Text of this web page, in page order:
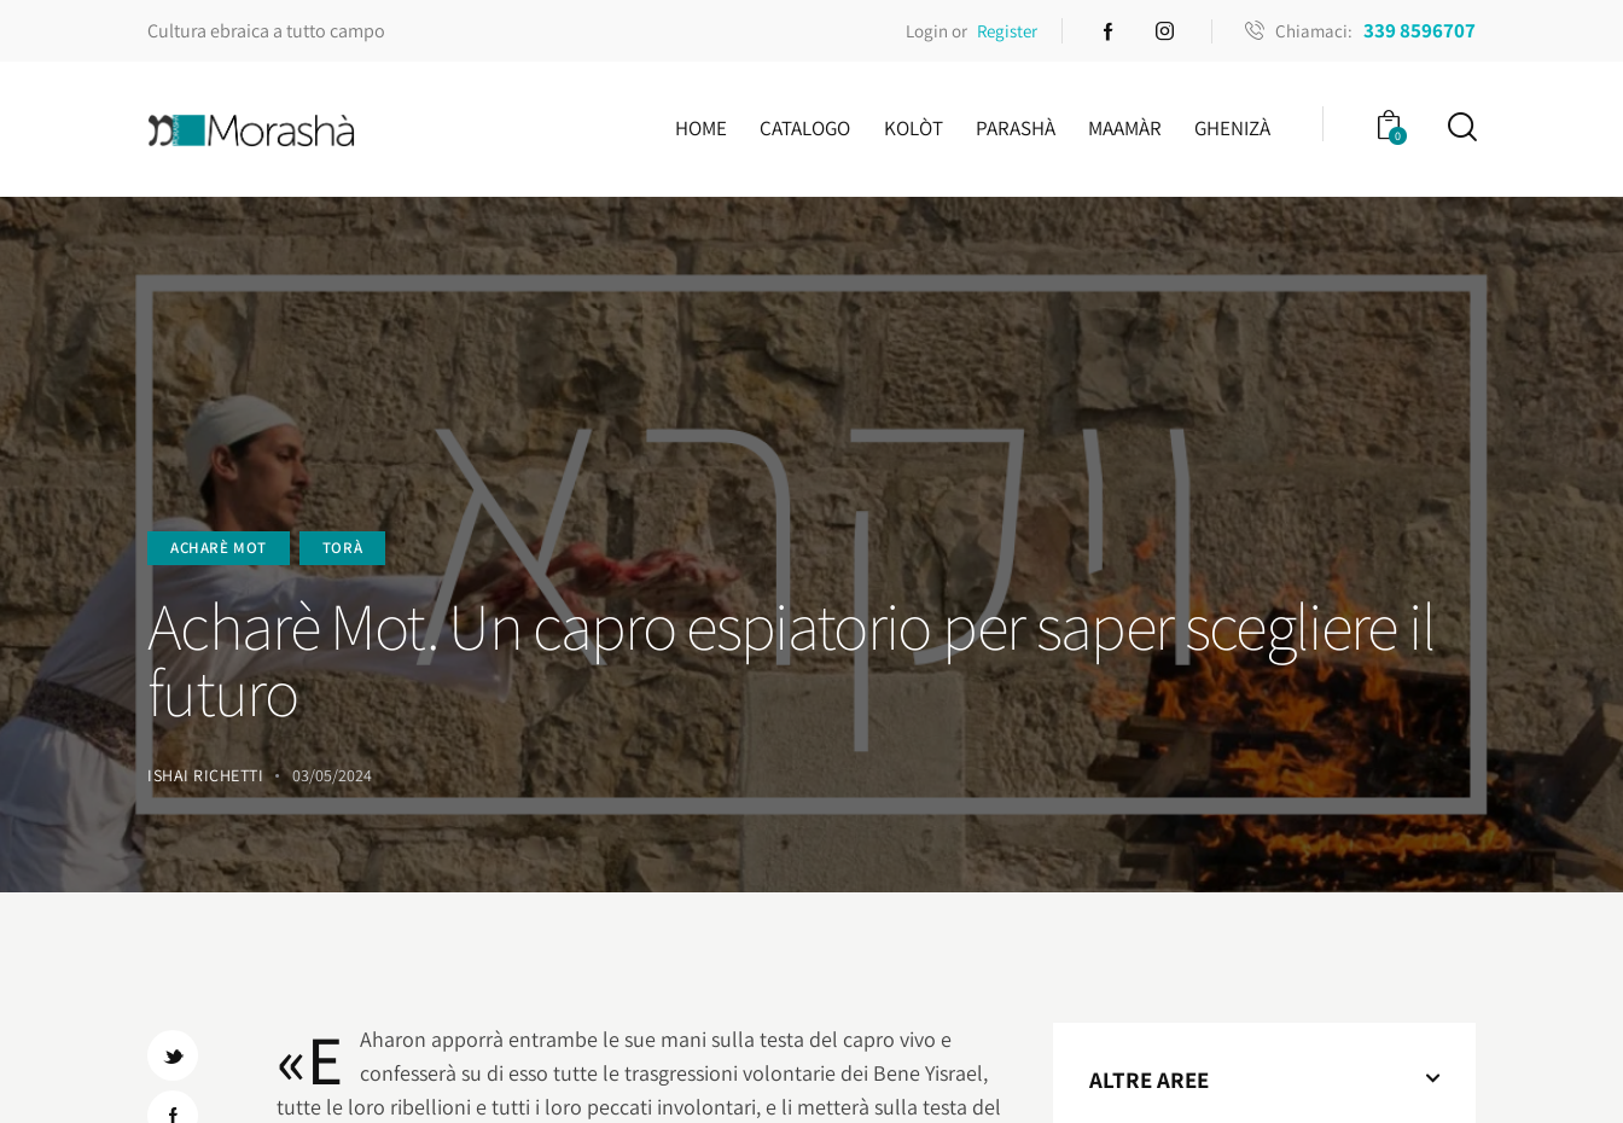
Cultura ebraica a tutto campo Login or Register Chiamaci: 339 8596707
HOME CATALOGO KOLÒT PARASHÀ MAAMÀR GHENIZÀ 0
ACHARÈ MOT TORÀ
Acharè Mot. Un capro espiatorio per saper scegliere il
futuro
ISHAI RICHETTI 03/05/2024
«E
Aharon apporrà entrambe le sue mani sulla testa del capro vivo e
confesserà su di esso tutte le trasgressioni volontarie dei Bene Yisrael,
tutte le loro ribellioni e tutti i loro peccati involontari, e li metterà sulla testa del
ALTRE AREE